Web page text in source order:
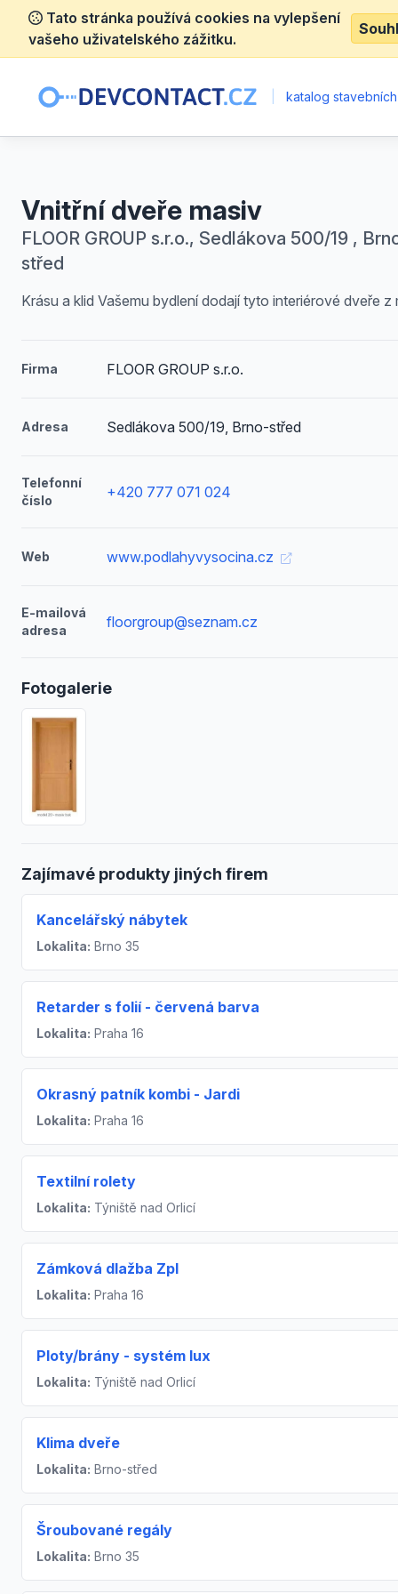
Tato stránka používá cookies na vylepšení
vašeho uživatelského zážitku.
katalog
Vnitřní dveře masiv
FLOOR GROUP s.r.o., Sedlákova 500/19 ,
střed
Krásu a klid Vašemu bydlení dodají tyto interiérové dveře z
Firma FLOOR GROUP s.r.o.
Adresa Sedlákova 500/19, Brno-střed
Telefonní
číslo
+420 777 071 024
Web www.podlahyvysocina.cz
E-mailová
adresa
floorgroup@seznam.cz
Fotogalerie
Zajímavé produkty jiných firem
Kancelářský nábytek
Lokalita: Brno 35
Retarder s folií - červená barva
Lokalita: Praha 16
Okrasný patník kombi - Jardi
Lokalita: Praha 16
Textilní rolety
Lokalita: Týniště nad Orlicí
Zámková dlažba Zpl
Lokalita: Praha 16
Ploty/brány - systém lux
Lokalita: Týniště nad Orlicí
Klima dveře
Lokalita: Brno-střed
Šroubované regály
Lokalita: Brno 35